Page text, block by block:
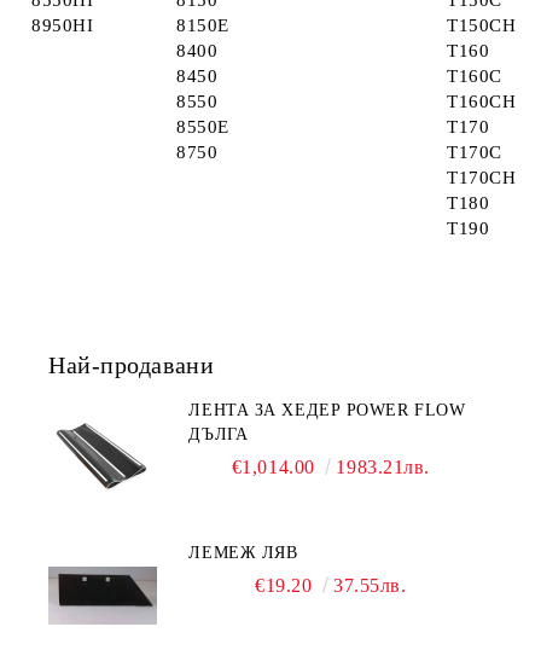
8950HI
8150E
T150CH
8400
T160
8450
T160C
8550
T160CH
8550E
T170
8750
T170C
T170CH
T180
T190
Най-продавани
ЛЕНТА ЗА ХЕДЕР POWER FLOW
ДЪЛГА
€1,014.00 1983.21лв.
ЛЕМЕЖ ЛЯВ
€19.20 37.55лв.